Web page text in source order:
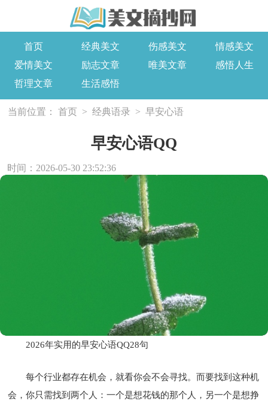
首页 经典美文 伤感美文
情感美文
爱情美文
励志文章 唯美文章
感悟人生
哲理文章
生活感悟
当前位置： 首页 > 经典语录 > 早安心语
早安心语QQ
时间：2026-05-30 23:52:36
2026年实用的早安心语QQ28句
每个行业都存在机会，就看你会不会寻找。而要找到这种机
会，你只需找到两个人：一个是想花钱的那个人，另一个是想挣